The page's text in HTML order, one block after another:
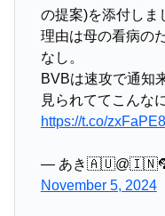
の提案)を添付しま
理由は母の看病の
なし。
BVBは速攻で通知
見られててこんな
https://t.co/
— あき
November 5, 2024